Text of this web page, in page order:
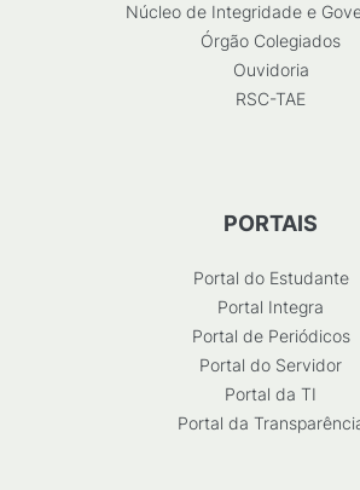
Núcleo de Integridade e
Órgão Colegiados
Ouvidoria
RSC-TAE
PORTAIS
Portal do Estudante
Portal Integra
Portal de Periódicos
Portal do Servidor
Portal da TI
Portal da